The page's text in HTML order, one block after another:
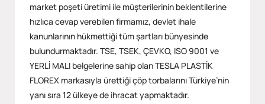
market poşeti üretimi ile müşterilerinin beklentilerine
hızlıca cevap verebilen firmamız, devlet ihale
kanunlarının hükmettiği tüm şartları bünyesinde
bulundurmaktadır. TSE, TSEK, ÇEVKO, ISO 9001 ve
YERLİ MALI belgelerine sahip olan TESLA PLASTİK
FLOREX markasıyla ürettiği çöp torbalarını Türkiye’nin
yanı sıra 12 ülkeye de ihracat yapmaktadır.